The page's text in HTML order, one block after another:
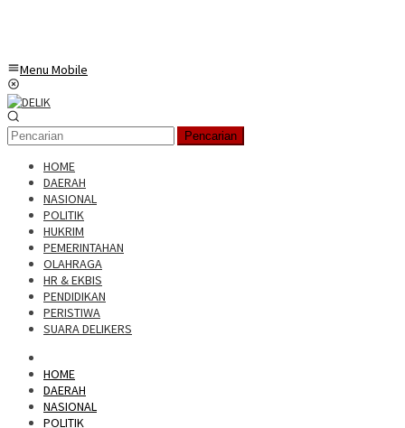
Menu Mobile
Pencarian
HOME
DAERAH
NASIONAL
POLITIK
HUKRIM
PEMERINTAHAN
OLAHRAGA
HR & EKBIS
PENDIDIKAN
PERISTIWA
SUARA DELIKERS
HOME
DAERAH
NASIONAL
POLITIK